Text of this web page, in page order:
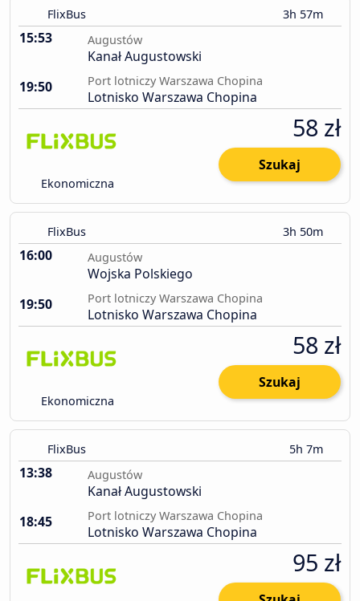
FlixBus 3h 57m
15:53 Augustów
Kanał Augustowski
19:50
Port lotniczy Warszawa Chopina
Lotnisko Warszawa Chopina
Ekonomiczna
58 zł
Szukaj
FlixBus 3h 50m
16:00 Augustów
Wojska Polskiego
19:50
Port lotniczy Warszawa Chopina
Lotnisko Warszawa Chopina
Ekonomiczna
58 zł
Szukaj
FlixBus 5h 7m
13:38 Augustów
Kanał Augustowski
18:45
Port lotniczy Warszawa Chopina
Lotnisko Warszawa Chopina
95 zł